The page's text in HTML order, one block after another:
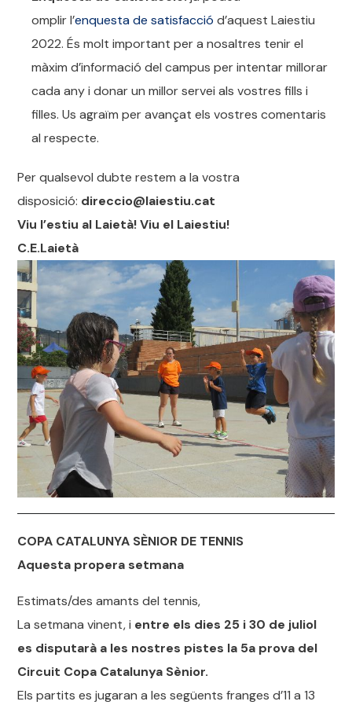
omplir l’enquesta de satisfacció d’aquest Laiestiu
2022. És molt important per a nosaltres tenir el
màxim d’informació del campus per intentar millorar
cada any i donar un millor servei als vostres fills i
filles. Us agraïm per avançat els vostres comentaris
al respecte.
Per qualsevol dubte restem a la vostra
disposició: direccio@laiestiu.cat
Viu l’estiu al Laietà! Viu el Laiestiu!
C.E.Laietà
COPA CATALUNYA SÈNIOR DE TENNIS
Aquesta propera setmana
Estimats/des amants del tennis,
La setmana vinent, i entre els dies 25 i 30 de juliol
es disputarà a les nostres pistes la 5a prova del
Circuit Copa Catalunya Sènior.
Els partits es jugaran a les següents franges d’11 a 13